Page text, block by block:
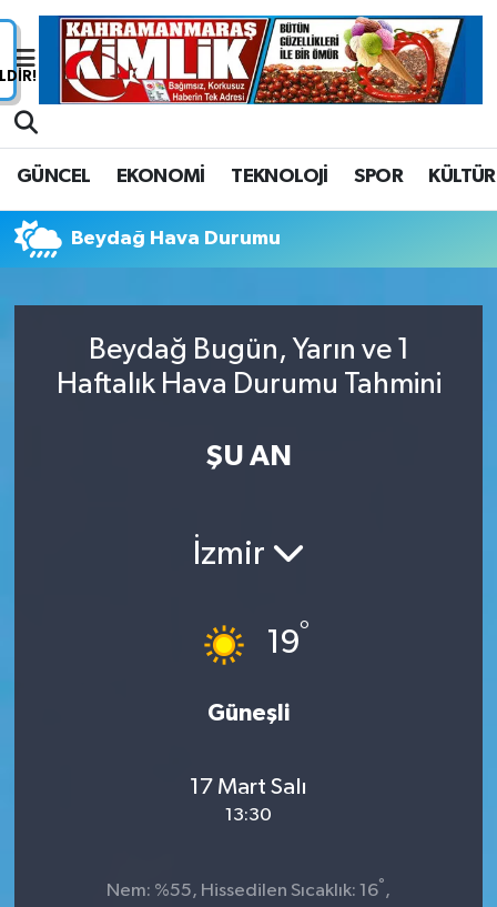
GÜNCEL EKONOMİ TEKNOLOJİ SPOR KÜLTÜR
Beydağ Hava Durumu
Beydağ Bugün, Yarın ve 1
Haftalık Hava Durumu Tahmini
ŞU AN
İzmir
19°
Güneşli
17 Mart Salı
13:30
Nem: %55, Hissedilen Sıcaklık: 16° ,
Nöbetçi Eczaneler
Trafik Durumu
Süper Lig Puan Durumu ve Fikstür
Tüm Manşetler